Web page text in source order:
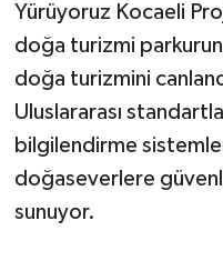
Yürüyoruz Kocaeli
doğa turizmi
doğa turizmini
Uluslararası
bilgilendirme
doğaseverlere güvenli
sunuyor.